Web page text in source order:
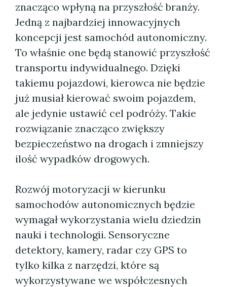
znacząco wpłyną na przyszłość branży.
Jedną z najbardziej innowacyjnych
koncepcji jest samochód autonomiczny.
To właśnie one będą stanowić przyszłość
transportu indywidualnego. Dzięki
takiemu pojazdowi, kierowca nie będzie
już musiał kierować swoim pojazdem,
ale jedynie ustawić cel podróży. Takie
rozwiązanie znacząco zwiększy
bezpieczeństwo na drogach i zmniejszy
ilość wypadków drogowych.
Rozwój motoryzacji w kierunku
samochodów autonomicznych będzie
wymagał wykorzystania wielu dziedzin
nauki i technologii. Sensoryczne
detektory, kamery, radar czy GPS to
tylko kilka z narzędzi, które są
wykorzystywane we współczesnych